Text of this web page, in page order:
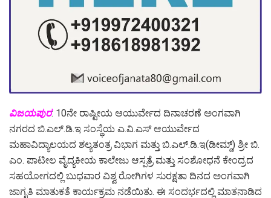
ವಿಜಯಪುರ: 10ನೇ ರಾಷ್ಟೀಯ ಆಯುರ್ವೇದ ದಿನಾಚರಣೆ ಅಂಗವಾಗಿ
ನಗರದ ಬಿ.ಎಲ್.ಡಿ.ಇ ಸಂಸ್ಥೆಯ ಎ.ವಿ.ಎಸ್ ಆಯುರ್ವೇದ
ಮಹಾವಿದ್ಯಾಲಯದ ಶಲ್ಯತಂತ್ರ ವಿಭಾಗ ಮತ್ತು ಬಿ.ಎಲ್.ಡಿ.ಇ(ಡೀಮ್ಡ್) ಶ್ರೀ ಬಿ.
ಎಂ. ಪಾಟೀಲ ವೈದ್ಯಕೀಯ ಕಾಲೇಜು ಆಸ್ಪತ್ರೆ ಮತ್ತು ಸಂಶೋಧನೆ ಕೇಂದ್ರದ
ಸಹಯೋಗದಲ್ಲಿ ಬುಧವಾರ ವಿಶ್ವ ರೋಗಿಗಳ ಸುರಕ್ಷತಾ ದಿನದ ಅಂಗವಾಗಿ
ಜಾಗೃತಿ ಮಾತುಕತೆ ಕಾರ್ಯಕ್ರಮ ನಡೆಯಿತು. ಈ ಸಂದರ್ಭದಲ್ಲಿ ಮಾತನಾಡಿದ